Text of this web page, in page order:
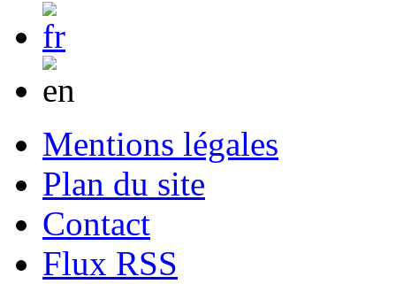
Mentions légales
Plan du site
Contact
Flux RSS